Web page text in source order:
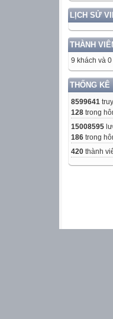
LỊCH SỬ
THÀNH
9 khách và
THỐNG KÊ
8599641
128 trong
15008595
186 trong
420 thành